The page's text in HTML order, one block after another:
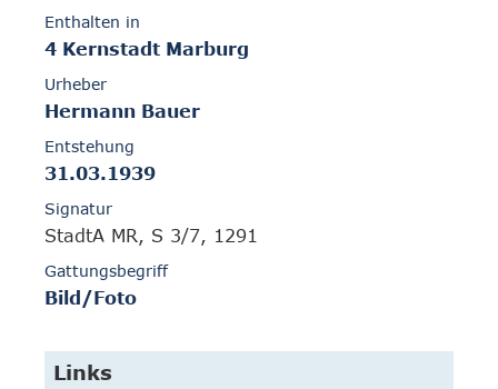
Enthalten in
4 Kernstadt Marburg
Urheber
Hermann Bauer
Entstehung
31.03.1939
Signatur
StadtA MR, S 3/7, 1291
Gattungsbegriff
Bild/Foto
Links